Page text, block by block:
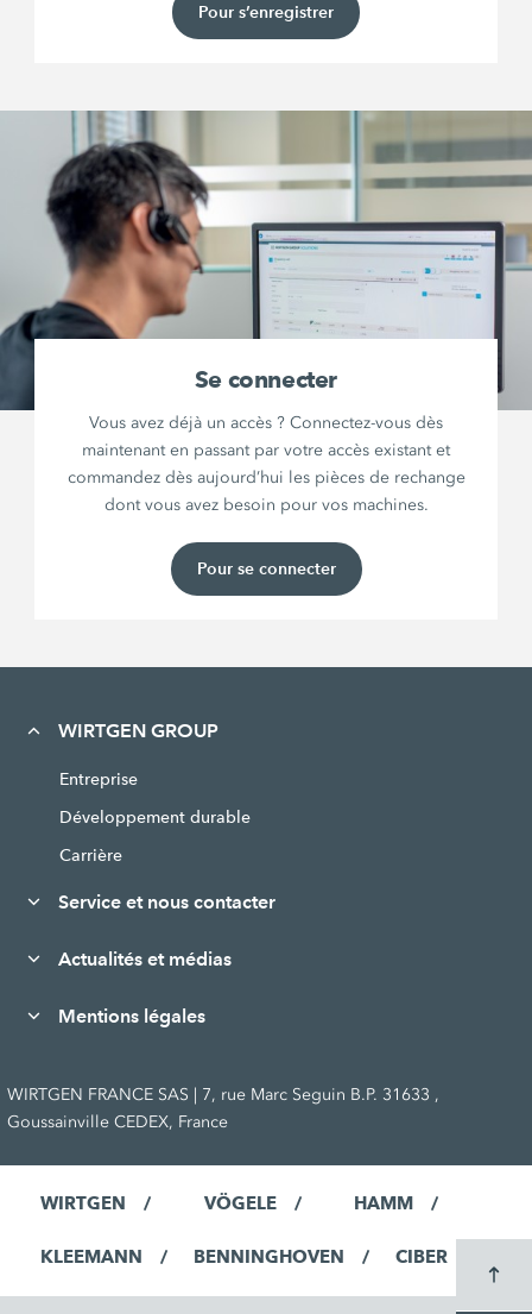
Pour s’enregistrer
Se connecter
Vous avez déjà un accès ? Connectez-vous dès
maintenant en passant par votre accès existant et
commandez dès aujourd’hui les pièces de rechange
dont vous avez besoin pour vos machines.
Pour se connecter
WIRTGEN GROUP
Entreprise
Développement durable
Carrière
Service et nous contacter
Actualités et médias
Mentions légales
WIRTGEN FRANCE SAS | 7, rue Marc Seguin B.P. 31633 ,
Goussainville CEDEX, France
WIRTGEN VÖGELE HAMM
KLEEMANN BENNINGHOVEN CIBER